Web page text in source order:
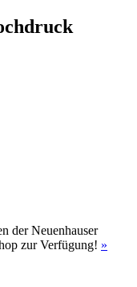
der Neuenhauser
zur Verfügung! »